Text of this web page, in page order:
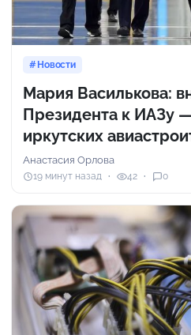
Новости
Мария Василькова:
Президента к ИАЗу
иркутских
Анастасия Орлова
19 минут назад 42 0